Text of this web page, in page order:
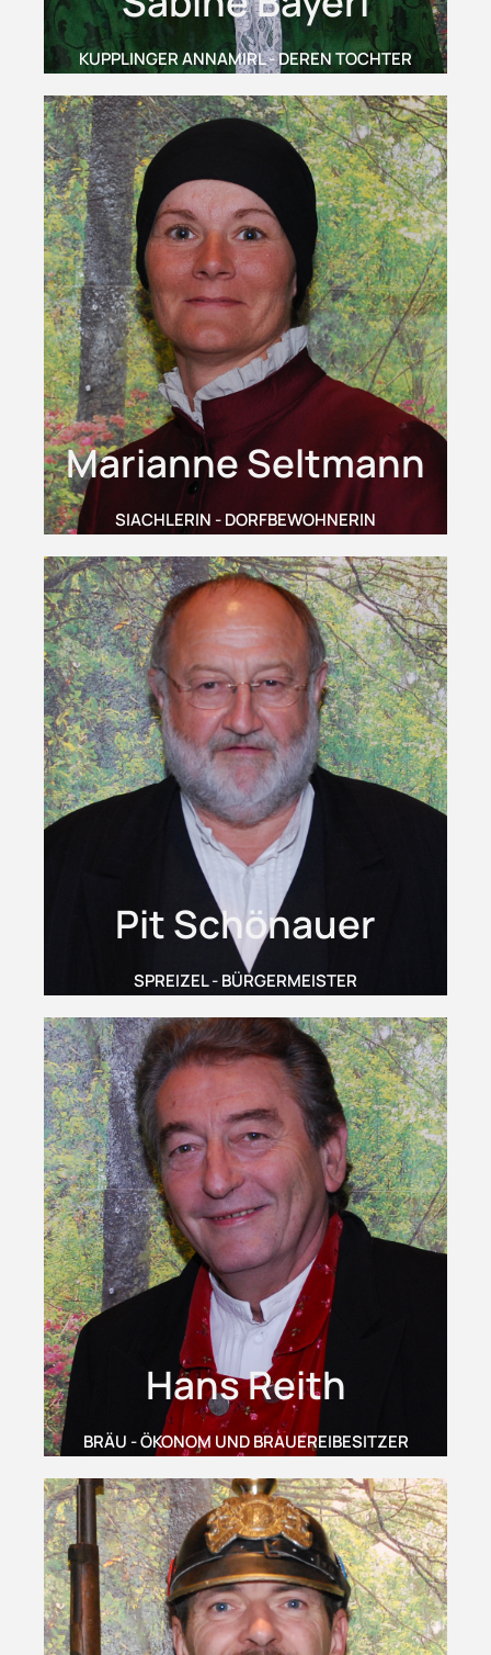
KUPPLINGER ANNAMIRL - DEREN TOCHTER
Marianne Seltmann
SIACHLERIN - DORFBEWOHNERIN
Pit Schönauer
SPREIZEL - BÜRGERMEISTER
Hans Reith
BRÄU - ÖKONOM UND BRAUEREIBESITZER